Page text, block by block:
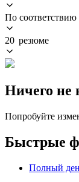
По соответствию
20 резюме
Ничего не
Попробуйте
Быстрые
Полный